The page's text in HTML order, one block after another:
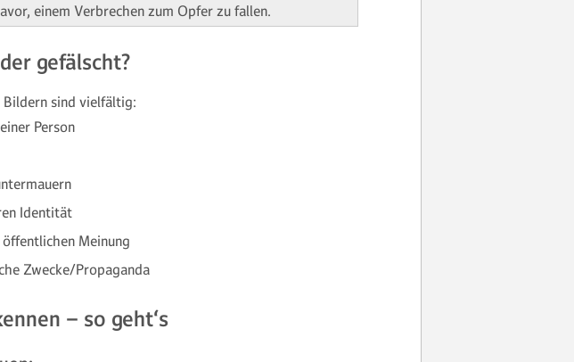
einem Verbrechen zum Opfer zu fallen.
gefälscht?
Bildern sind vielfältig:
Person
Identität
Meinung
Zwecke/Propaganda
– so geht‘s